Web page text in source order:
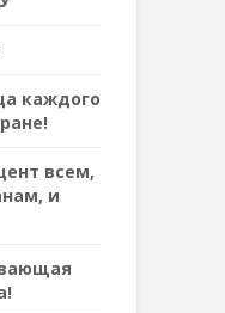
каждого
всем,
и